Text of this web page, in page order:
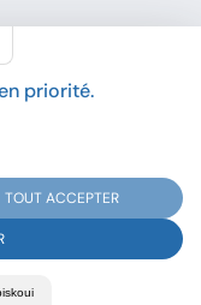
Réserver
priorité.
TOUT ACCEPTER